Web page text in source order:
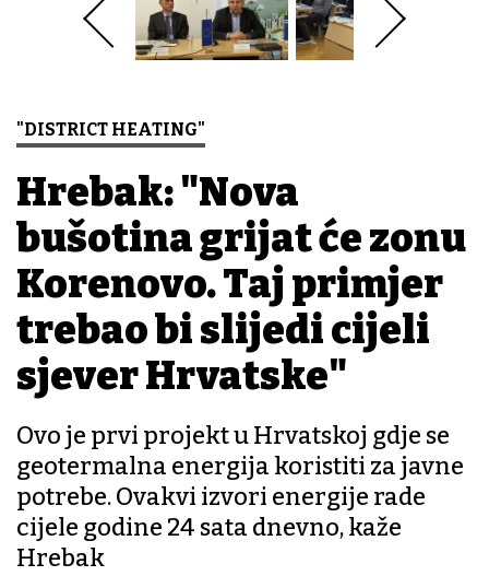
"DISTRICT HEATING"
Hrebak: "Nova
bušotina grijat će zonu
Korenovo. Taj primjer
trebao bi slijedi cijeli
sjever Hrvatske"
Ovo je prvi projekt u Hrvatskoj gdje se
geotermalna energija koristiti za javne
potrebe. Ovakvi izvori energije rade
cijele godine 24 sata dnevno, kaže
Hrebak